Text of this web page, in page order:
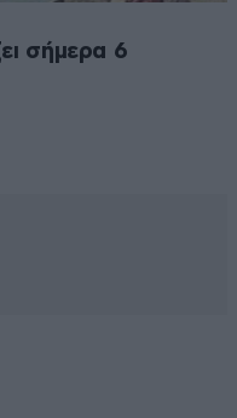
σήμερα 6